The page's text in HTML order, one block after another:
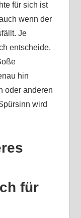
für sich ist
wenn der
Je
entscheide.
hin
oder anderen
wird
für